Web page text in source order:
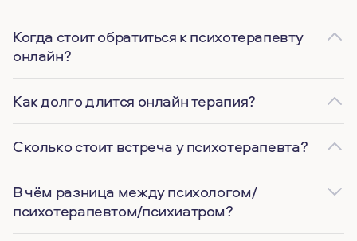
Когда стоит обратиться к психотерапевту
онлайн?
Как долго длится онлайн терапия?
Сколько стоит встреча у психотерапевта?
В чём разница между психологом/
психотерапевтом/психиатром?